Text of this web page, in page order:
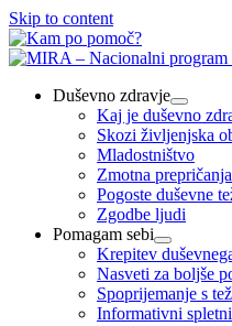
Skip to content
Duševno zdravje
Kaj je duševno
Skozi življenjska
Mladostništvo
Zmotna prepričanja
Pogoste duševne
Zgodbe ljudi
Pomagam sebi
Krepitev
Nasveti za boljše
Spoprijemanje s
Informativni